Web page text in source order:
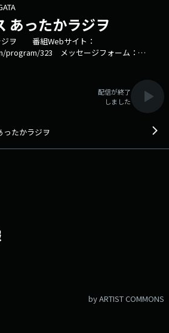
あったかラジヲ
ジヲ 番組Webサイト：
program/323 メッセージフォーム：
323/request_message/49275
配信が終了
しました
ったかラジヲ
by ARTIST COMMONS